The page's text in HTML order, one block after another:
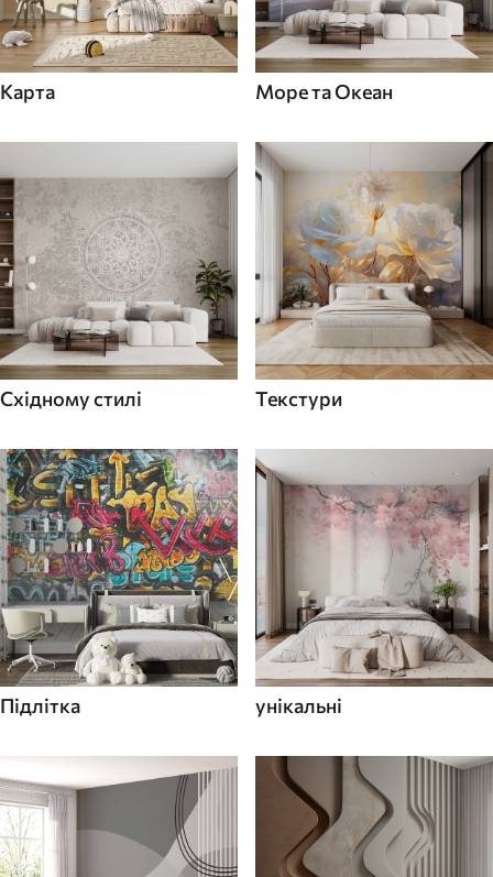
Карта Море та Океан
Східному стилі Текстури
Підлітка унікальні